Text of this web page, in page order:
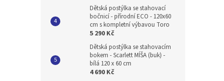
Dětská postýlka se stahovací
bočnicí - přírodní ECO - 120x60
cm s kompletní výbavou Toro
5 290 Kč
Dětská postýlka se stahovacím
bokem - Scarlett MÍŠA (buk) -
bílá 120 x 60 cm
4 690 Kč